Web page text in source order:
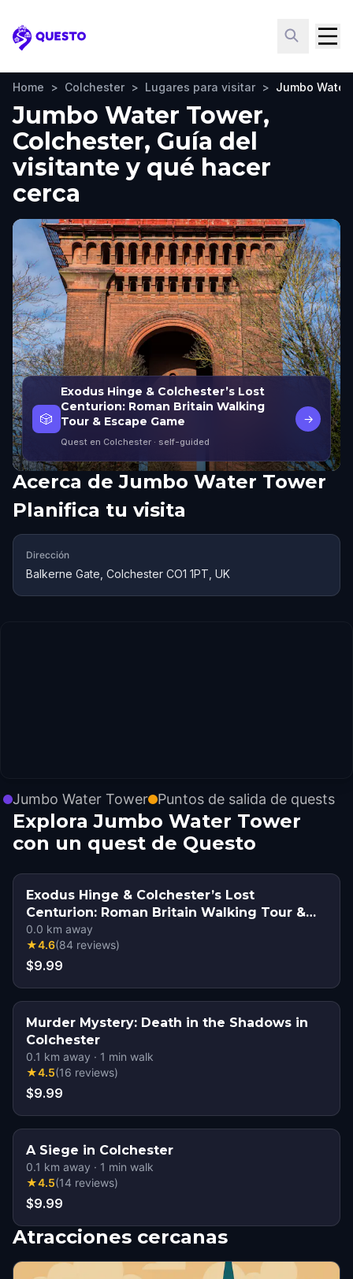
Questo
Home > Colchester > Lugares para visitar > Jumbo Water
Jumbo Water Tower,
Colchester, Guía del
visitante y qué hacer
cerca
🎲
Exodus Hinge & Colchester’s Lost
Centurion: Roman Britain Walking
Tour & Escape Game
Quest en Colchester · self-guided
→
Acerca de Jumbo Water Tower
Planifica tu visita
Dirección
Balkerne Gate, Colchester CO1 1PT, UK
Jumbo Water Tower Puntos de salida de quests
Explora Jumbo Water Tower
con un quest de Questo
Exodus Hinge & Colchester’s Lost
Centurion: Roman Britain Walking Tour &
Escape Game
0.0 km away
★4.6(84 reviews)
$9.99
Murder Mystery: Death in the Shadows in
Colchester
0.1 km away · 1 min walk
★4.5(16 reviews)
$9.99
A Siege in Colchester
0.1 km away · 1 min walk
★4.5(14 reviews)
$9.99
Atracciones cercanas